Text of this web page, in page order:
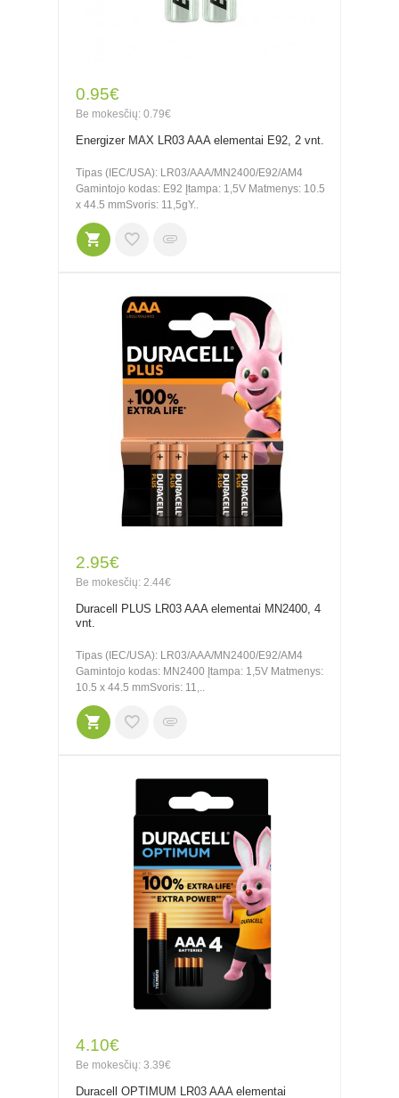
0.95€
Be mokesčių: 0.79€
Energizer MAX LR03 AAA elementai E92, 2 vnt.
Tipas (IEC/USA): LR03/AAA/MN2400/E92/AM4
Gamintojo kodas: E92 Įtampa: 1,5V Matmenys: 10.5
x 44.5 mmSvoris: 11,5gY..
2.95€
Be mokesčių: 2.44€
Duracell PLUS LR03 AAA elementai MN2400, 4
vnt.
Tipas (IEC/USA): LR03/AAA/MN2400/E92/AM4
Gamintojo kodas: MN2400 Įtampa: 1,5V Matmenys:
10.5 x 44.5 mmSvoris: 11,..
4.10€
Be mokesčių: 3.39€
Duracell OPTIMUM LR03 AAA elementai